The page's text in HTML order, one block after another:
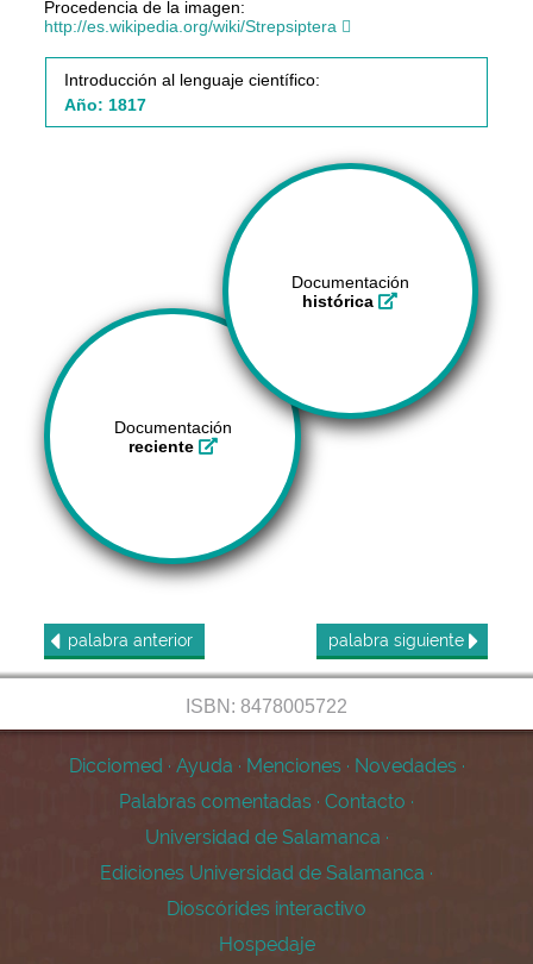
Procedencia de la imagen:
http://es.wikipedia.org/wiki/Strepsiptera
Introducción al lenguaje científico:
Año: 1817
Documentación
histórica
Documentación
reciente
palabra anterior palabra siguiente
ISBN: 8478005722
Dicciomed · Ayuda · Menciones · Novedades ·
Palabras comentadas · Contacto ·
Universidad de Salamanca ·
Ediciones Universidad de Salamanca ·
Dioscórides interactivo
Hospedaje